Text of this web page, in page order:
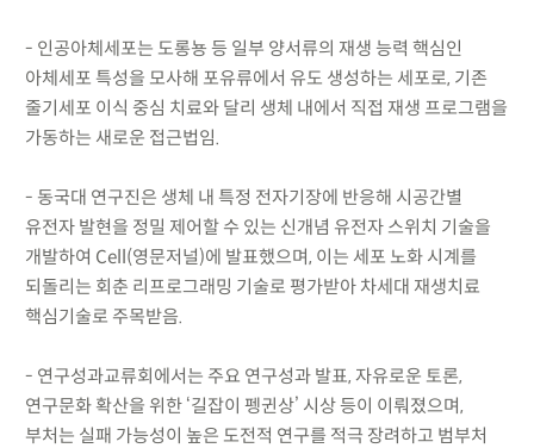
- 인공아체세포는 도롱뇽 등 일부 양서류의 재생 능력 핵심인
아체세포 특성을 모사해 포유류에서 유도 생성하는 세포로, 기존
줄기세포 이식 중심 치료와 달리 생체 내에서 직접 재생 프로그램을
가동하는 새로운 접근법임.
- 동국대 연구진은 생체 내 특정 전자기장에 반응해 시공간별
유전자 발현을 정밀 제어할 수 있는 신개념 유전자 스위치 기술을
개발하여 Cell(영문저널)에 발표했으며, 이는 세포 노화 시계를
되돌리는 회춘 리프로그래밍 기술로 평가받아 차세대 재생치료
핵심기술로 주목받음.
- 연구성과교류회에서는 주요 연구성과 발표, 자유로운 토론,
연구문화 확산을 위한 ‘길잡이 펭귄상’ 시상 등이 이뤄졌으며,
부처는 실패 가능성이 높은 도전적 연구를 적극 장려하고 범부처